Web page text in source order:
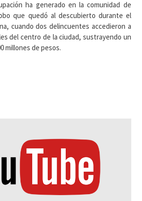
ha generado en la comunidad de
que quedó al descubierto durante el
cuando dos delincuentes accedieron a
del centro de la ciudad, sustrayendo un
millones de pesos.